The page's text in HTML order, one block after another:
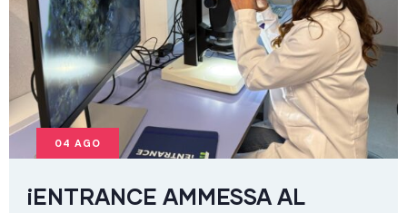
04 AGO
iENTRANCE AMMESSA AL